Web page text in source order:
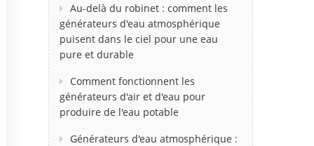
Au-delà du robinet : comment les
générateurs d'eau atmosphérique
puisent dans le ciel pour une eau
pure et durable
Comment fonctionnent les
générateurs d'air et d'eau pour
produire de l'eau potable
Générateurs d'eau atmosphérique :